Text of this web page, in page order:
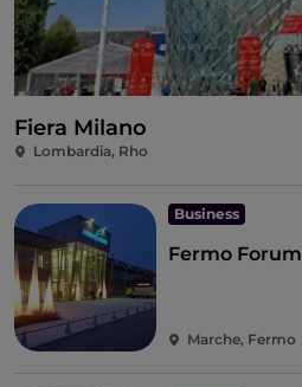
Fiera Milano
Lombardia, Rho
Business
Fermo Forum
Marche, Fermo